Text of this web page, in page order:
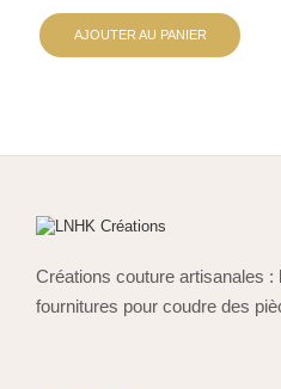
AJOUTER AU PANIER
Créations couture artisanales :
fournitures pour coudre des